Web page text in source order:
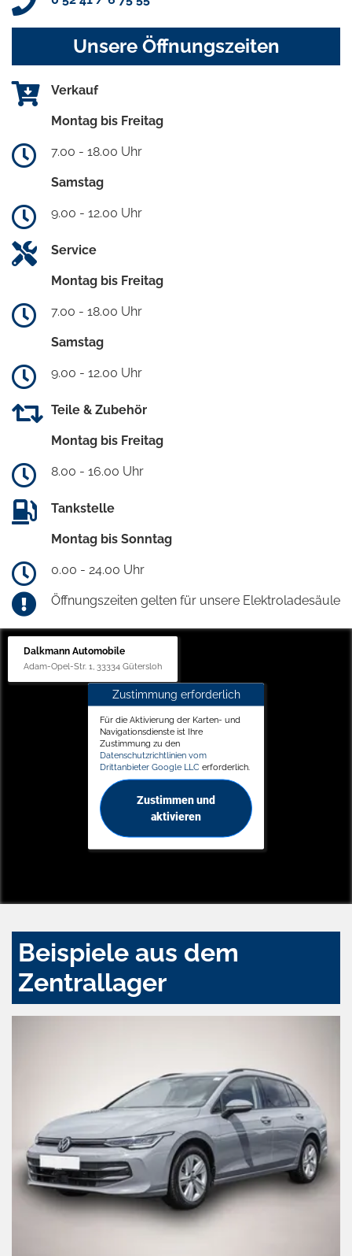
Unsere Öffnungszeiten
Verkauf
Montag bis Freitag
7.00 - 18.00 Uhr
Samstag
9.00 - 12.00 Uhr
Service
Montag bis Freitag
7.00 - 18.00 Uhr
Samstag
9.00 - 12.00 Uhr
Teile & Zubehör
Montag bis Freitag
8.00 - 16.00 Uhr
Tankstelle
Montag bis Sonntag
0.00 - 24.00 Uhr
Öffnungszeiten gelten für unsere Elektroladesäule
Dalkmann Automobile
Adam-Opel-Str. 1, 33334 Gütersloh
Zustimmung erforderlich
Für die Aktivierung der Karten- und
Navigationsdienste ist Ihre
Zustimmung zu den
Datenschutzrichtlinien vom
Drittanbieter Google LLC erforderlich.
Zustimmen und
aktivieren
Beispiele aus dem
Zentrallager